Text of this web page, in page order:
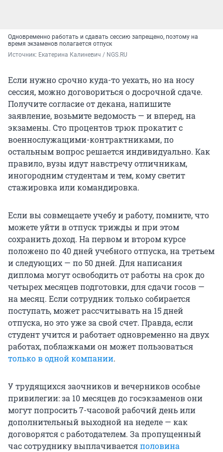
Одновременно работать и сдавать сессию запрещено, поэтому на
время экзаменов полагается отпуск
Источник: Екатерина Калиневич / NGS.RU
Если нужно срочно куда-то уехать, но на носу
сессия, можно договориться о досрочной сдаче.
Получите согласие от декана, напишите
заявление, возьмите ведомость — и вперед, на
экзамены. Сто процентов трюк прокатит с
военнослужащими-контрактниками, по
остальным вопрос решается индивидуально. Как
правило, вузы идут навстречу отличникам,
иногородним студентам и тем, кому светит
стажировка или командировка.
Если вы совмещаете учебу и работу, помните, что
можете уйти в отпуск трижды и при этом
сохранить доход. На первом и втором курсе
положено по 40 дней учебного отпуска, на третьем
и следующих — по 50 дней. Для написания
диплома могут освободить от работы на срок до
четырех месяцев подготовки, для сдачи госов —
на месяц. Если сотрудник только собирается
поступать, может рассчитывать на 15 дней
отпуска, но это уже за свой счет. Правда, если
студент учится и работает одновременно на двух
работах, поблажками он может пользоваться
только в одной компании.
У трудящихся заочников и вечерников особые
привилегии: за 10 месяцев до госэкзаменов они
могут попросить 7-часовой рабочий день или
дополнительный выходной на неделе — как
договорятся с работодателем. За пропущенный
час сотруднику выплачиваетсяполовина